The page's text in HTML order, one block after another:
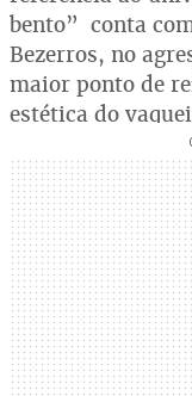
bento” conta
Bezerros, no
maior ponto de
estética do